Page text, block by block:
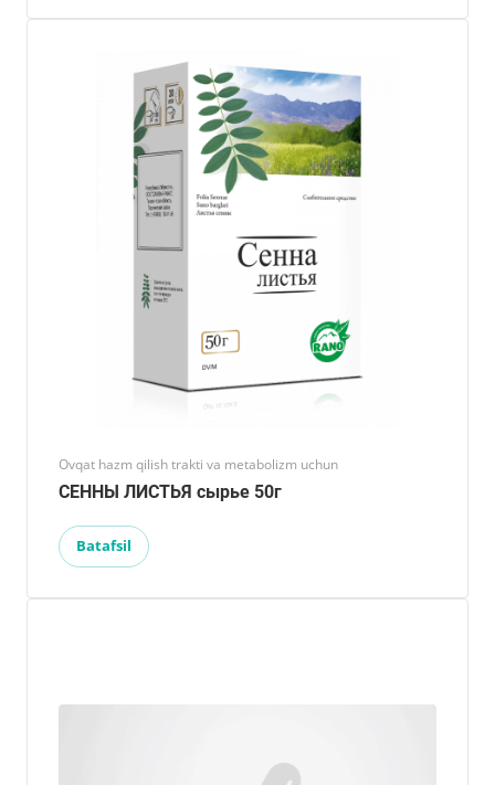
Ovqat hazm qilish trakti va metabolizm uchun
СЕННЫ ЛИСТЬЯ сырье 50г
Batafsil